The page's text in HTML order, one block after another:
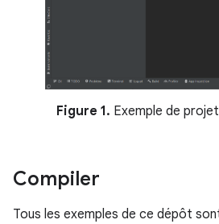
Figure 1. Exemple de
Compiler
Tous les exemples de ce dépôt